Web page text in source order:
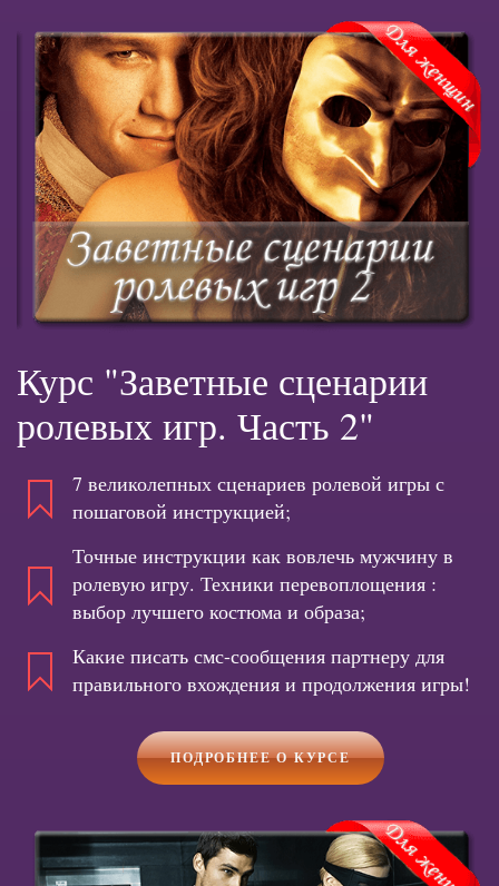
Курс "Заветные сценарии
ролевых игр. Часть 2"
7 великолепных сценариев ролевой игры с
пошаговой инструкцией;
Точные инструкции как вовлечь мужчину в
ролевую игру. Техники перевоплощения :
выбор лучшего костюма и образа;
Какие писать смс-сообщения партнеру для
правильного вхождения и продолжения игры!
ПОДРОБНЕЕ О КУРСЕ